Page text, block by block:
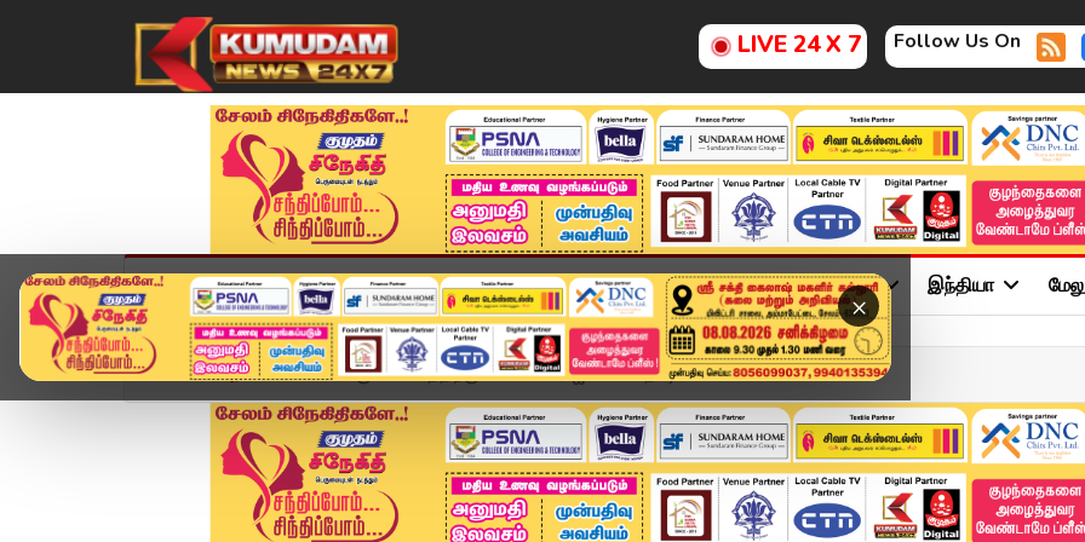
LIVE 24 X 7 Follow Us On
×
முகப்பு விளையாட்டு அண்மை தமிழ்நாடு சினிமா அரசியல் விளையாட்டு இந்தியா
Home அரசியல் கொங்கு மண்டலத்திற்கு ஸ்கெட்ச்.. மாஜிக்களை தட்டி...